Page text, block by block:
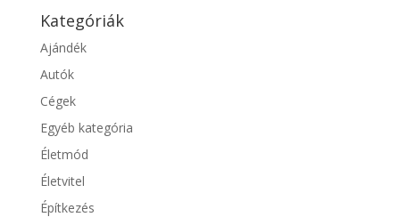
Kategóriák
Ajándék
Autók
Cégek
Egyéb kategória
Életmód
Életvitel
Építkezés